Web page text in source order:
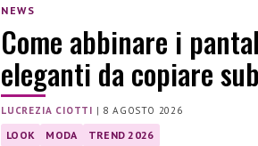
NEWS
Come abbinare i
eleganti da copiare
LUCREZIA CIOTTI | 8 AGOSTO 2026
LOOK MODA TREND 2026